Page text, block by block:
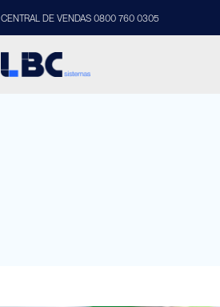
CENTRAL DE VENDAS 0800 760 0305